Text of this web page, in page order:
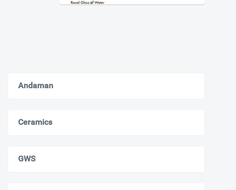
Andaman
Ceramics
GWS